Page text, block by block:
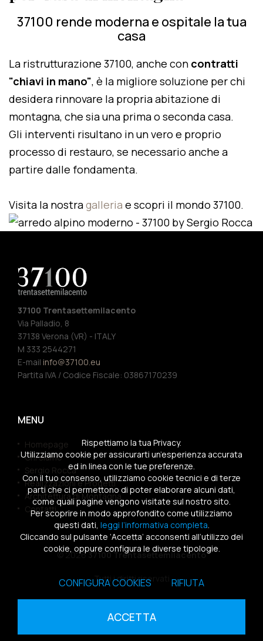
37100 rende moderna e ospitale la tua
casa
La ristrutturazione 37100, anche con contratti
"chiavi in mano", è la migliore soluzione per chi
desidera rinnovare la propria abitazione di
montagna, che sia una prima o seconda casa.
Gli interventi risultano in un vero e proprio
processo di restauro, se necessario anche a
partire dalle fondamenta.
Visita la nostragalleria e scopri il mondo 37100.
37100 Trentasettemilacento
Via Palladio, 8
37138 Verona (VR) - ITALY
M 333 2544271
E-mail info@37100.eu
Partita IVA / Codice Fiscale: 03867170239
MENU
Homepage
Chi siamo
Sergio Rocca
Realizzazioni e Progetti
Architettura di Montagna
Contatti
© 202637100 Trentasettemilacento
Tutti i diritti riservati
Sitemap|Privacy Policy|Cookies Policy
Rispettiamo la tua Privacy.
Utilizziamo cookie per assicurarti un’esperienza accurata
ed in linea con le tue preferenze.
Con il tuo consenso, utilizziamo cookie tecnici e di terze
parti che ci permettono di poter elaborare alcuni dati,
come quali pagine vengono visitate sul nostro sito.
Per scoprire in modo approfondito come utilizziamo
questi dati, leggi l’informativa completa.
Cliccando sul pulsante ‘Accetta’ acconsenti all’utilizzo dei
cookie, oppure configura le diverse tipologie.
CONFIGURA COOKIES RIFIUTA
ACCETTA